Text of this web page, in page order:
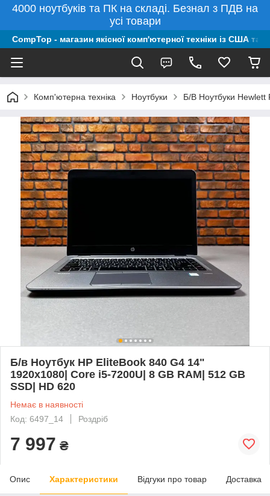
4000 ноутбуків та ПК на складі. Безнал з ПДВ на
усі товари
CompTop - магазин якісної комп'ютерної техніки із США та
Комп'ютерна техніка Ноутбуки Б/В Ноутбуки Hewlett
Б/в Ноутбук HP EliteBook 840 G4 14"
1920x1080| Core i5-7200U| 8 GB RAM| 512 GB
SSD| HD 620
Немає в наявності
Код: 6497_14
Роздріб
7 997 ₴
Опис Характеристики Відгуки про товар Доставка